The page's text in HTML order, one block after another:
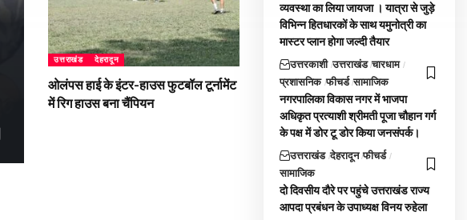
उत्तराखंड देहरादून
ओलंपस हाई के इंटर-हाउस फुटबॉल टूर्नामेंट
में रिग हाउस बना चैंपियन
व्यवस्था का लिया जायजा । यात्रा से जुड़े
विभिन्न हितधारकों के साथ यमुनोत्री का
मास्टर प्लान होगा जल्दी तैयार
उत्तरकाशी उत्तराखंड चारधाम
प्रशासनिक फीचर्ड सामाजिक
नगरपालिका विकास नगर में भाजपा
अधिकृत प्रत्याशी श्रीमती पूजा चौहान गर्ग
के पक्ष में डोर टू डोर किया जनसंपर्क।
उत्तराखंड देहरादून फीचर्ड
सामाजिक
दो दिवसीय दौरे पर पहुंचे उत्तराखंड राज्य
आपदा प्रबंधन के उपाध्यक्ष विनय रुहेला